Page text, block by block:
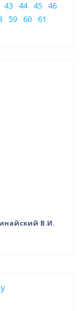
43 44 45 46
59 60 61
В.И.